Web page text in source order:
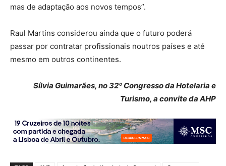
mas de adaptação aos novos tempos”.
Raul Martins considerou ainda que o futuro poderá
passar por contratar profissionais noutros países e até
mesmo em outros continentes.
Sílvia Guimarães, no 32º Congresso da Hotelaria e
Turismo, a convite da AHP